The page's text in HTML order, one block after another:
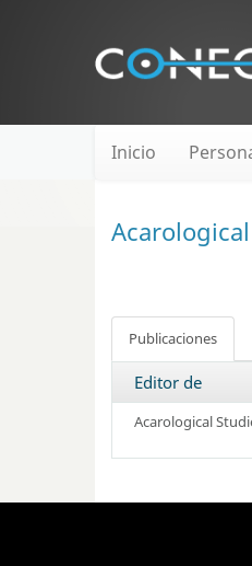
Inicio
Publicaciones
Editor de
Acarological